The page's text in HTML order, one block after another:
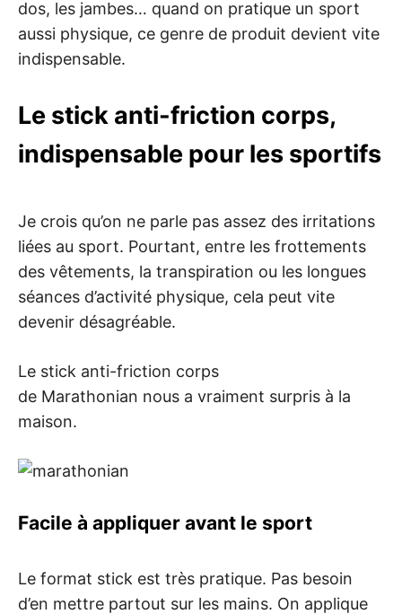
dos, les jambes… quand on pratique un sport
aussi physique, ce genre de produit devient vite
indispensable.
Le stick anti-friction corps,
indispensable pour les sportifs
Je crois qu’on ne parle pas assez des irritations
liées au sport. Pourtant, entre les frottements
des vêtements, la transpiration ou les longues
séances d’activité physique, cela peut vite
devenir désagréable.
Le stick anti-friction corps
de Marathonian nous a vraiment surpris à la
maison.
Facile à appliquer avant le sport
Le format stick est très pratique. Pas besoin
d’en mettre partout sur les mains. On applique